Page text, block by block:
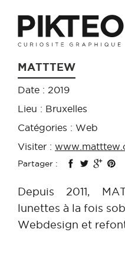
MATTTEW
Date : 2019
Lieu : Bruxelles
Catégories : Web
Visiter :
Partager :
Depuis 2011,
lunettes à la fois
Webdesign et